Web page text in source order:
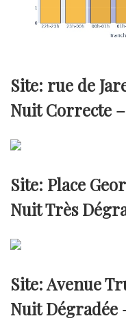
Site: rue de
Nuit Correcte –
Site: Place
Nuit Très
Site: Avenue
Nuit Dégradée